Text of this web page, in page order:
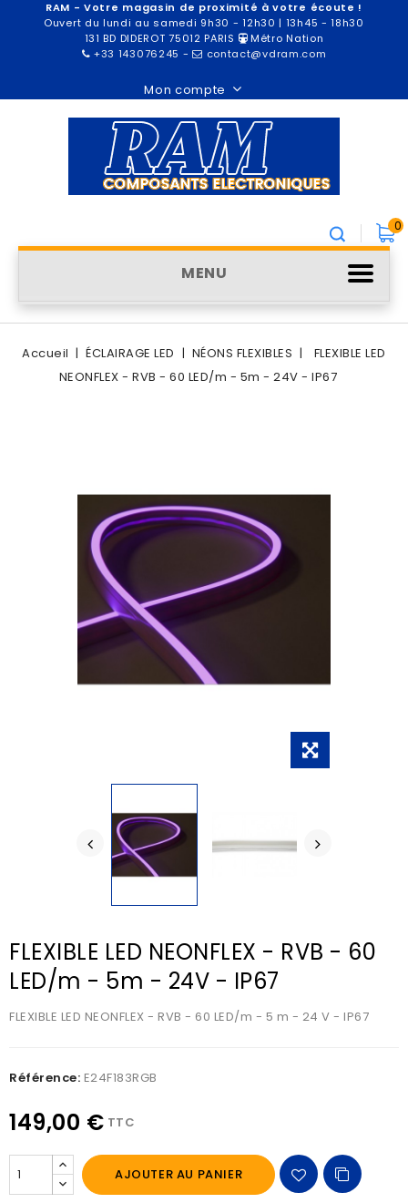
RAM - Votre magasin de proximité à votre écoute !
Ouvert du lundi au samedi 9h30 - 12h30 | 13h45 - 18h30
131 BD DIDEROT 75012 PARIS
Métro Nation
+33 143076245 - contact@vdram.com
Mon compte
0
MENU
Accueil ÉCLAIRAGE LED NÉONS FLEXIBLES
FLEXIBLE LED
NEONFLEX - RVB - 60 LED/m - 5m - 24V - IP67
FLEXIBLE LED NEONFLEX - RVB - 60
LED/m - 5m - 24V - IP67
FLEXIBLE LED NEONFLEX - RVB - 60 LED/m - 5 m - 24 V - IP67
Référence: E24F183RGB
149,00 € TTC
AJOUTER AU PANIER